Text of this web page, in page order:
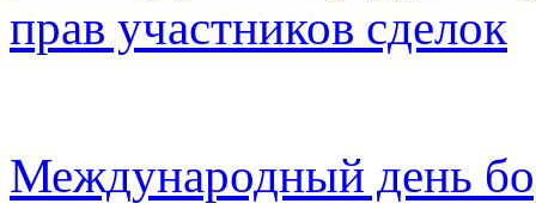
прав участников сделок
Международный день